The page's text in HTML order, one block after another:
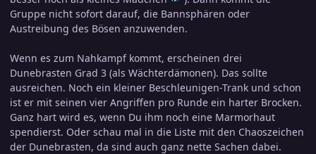
Gruppe nicht sofort darauf, die Bannsphären oder
Austreibung des Bösen anzuwenden.
Wenn es zum Nahkampf kommt, erscheinen drei
Dunebrasten Grad 3 (als Wächterdämonen). Das sollte
ausreichen. Noch ein kleiner Beschleunigen-Trank und schon
ist er mit seinen vier Angriffen pro Runde ein harter Brocken.
Ganz hart wird es, wenn Du ihm noch eine Marmorhaut
spendierst. Oder schau mal in die Liste mit den Chaoszeichen
der Dunebrasten, da sind auch ganz nette Sachen dabei.